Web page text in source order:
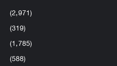
(2٬971)
(319)
(1٬785)
(588)